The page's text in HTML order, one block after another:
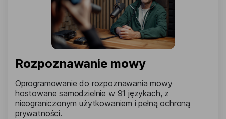
Rozpoznawanie mowy
Oprogramowanie do rozpoznawania mowy
hostowane samodzielnie w 91 językach, z
nieograniczonym użytkowaniem i pełną ochroną
prywatności.